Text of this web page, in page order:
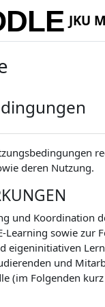
JKU
deren Nutzung.
und Koordination
Learning sowie zur
eigeninitiativen
und
(im Folgenden kurz